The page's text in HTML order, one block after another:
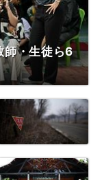
師・生徒ら6